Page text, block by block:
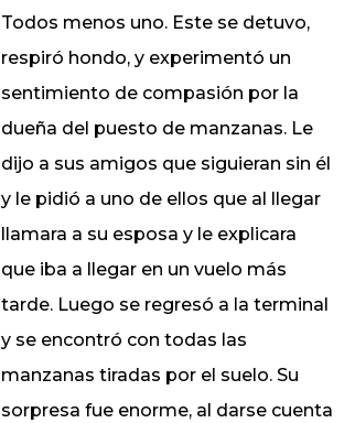
Todos menos uno. Este se detuvo,
respiró hondo, y experimentó un
sentimiento de compasión por la
dueña del puesto de manzanas. Le
dijo a sus amigos que siguieran sin él
y le pidió a uno de ellos que al llegar
llamara a su esposa y le explicara
que iba a llegar en un vuelo más
tarde. Luego se regresó a la terminal
y se encontró con todas las
manzanas tiradas por el suelo. Su
sorpresa fue enorme, al darse cuenta